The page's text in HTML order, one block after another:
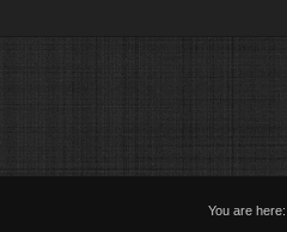
You are here: